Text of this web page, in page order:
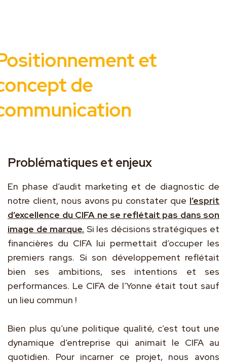
Positionnement et
concept de
communication
Problématiques et enjeux
En phase d’audit marketing et de diagnostic de
notre client, nous avons pu constater que l’esprit
d’excellence du CIFA ne se reflétait pas dans son
image de marque. Si les décisions stratégiques et
financières du CIFA lui permettait d’occuper les
premiers rangs. Si son développement reflétait
bien ses ambitions, ses intentions et ses
performances. Le CIFA de l’Yonne était tout sauf
un lieu commun !
Bien plus qu’une politique qualité, c’est tout une
dynamique d’entreprise qui animait le CIFA au
quotidien. Pour incarner ce projet, nous avons